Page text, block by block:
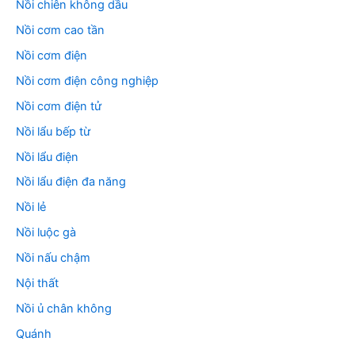
Nồi chiên không dầu
Nồi cơm cao tần
Nồi cơm điện
Nồi cơm điện công nghiệp
Nồi cơm điện tử
Nồi lẩu bếp từ
Nồi lẩu điện
Nồi lẩu điện đa năng
Nồi lẻ
Nồi luộc gà
Nồi nấu chậm
Nội thất
Nồi ủ chân không
Quánh